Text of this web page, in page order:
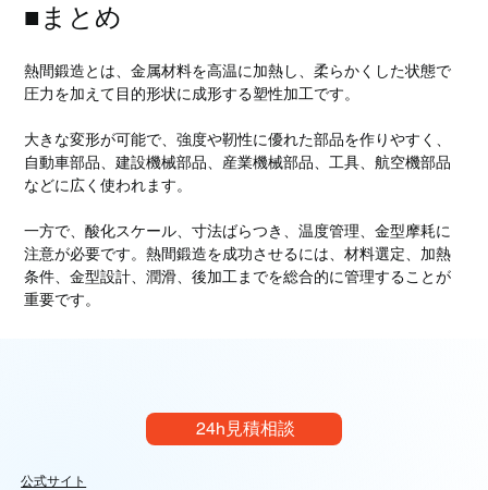
■まとめ
熱間鍛造とは、金属材料を高温に加熱し、柔らかくした状態で
圧力を加えて目的形状に成形する塑性加工です。
大きな変形が可能で、強度や靭性に優れた部品を作りやすく、
自動車部品、建設機械部品、産業機械部品、工具、航空機部品
などに広く使われます。
一方で、酸化スケール、寸法ばらつき、温度管理、金型摩耗に
注意が必要です。熱間鍛造を成功させるには、材料選定、加熱
条件、金型設計、潤滑、後加工までを総合的に管理することが
重要です。
24h見積相談
公式サイト